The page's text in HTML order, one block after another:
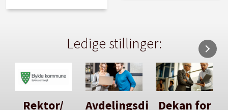
Ledige stillinger:
AvdelingsdirektørDekan for
Her kan